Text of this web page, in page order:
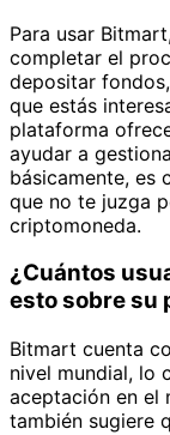
Para usar
completar el
depositar
que estás
plataforma
ayudar a
básicamente, es
que no te juzga
criptomoneda.
¿Cuántos
esto sobre su
Bitmart cuenta
nivel mundial, lo
aceptación en el
también sugiere